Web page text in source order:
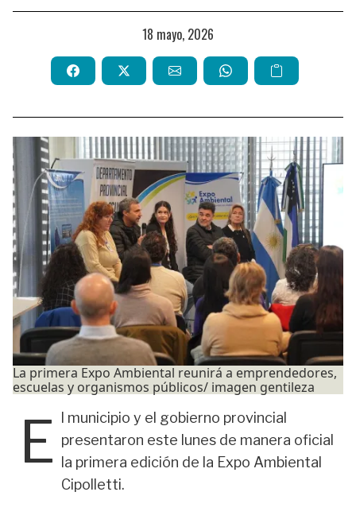
18 mayo, 2026
La primera Expo Ambiental reunirá a emprendedores,
escuelas y organismos públicos/ imagen gentileza
E
l municipio y el gobierno provincial
presentaron este lunes de manera oficial
la primera edición de la Expo Ambiental
Cipolletti.